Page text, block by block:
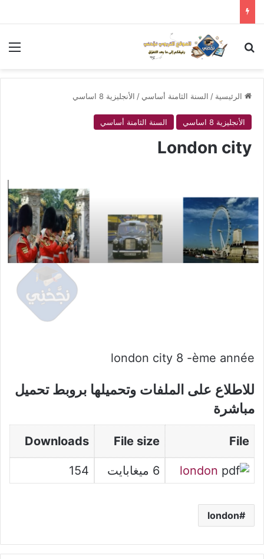
بحث عن
الرئيسية / السنة الثامنة أساسي / الأنجليزية 8 اساسي
الأنجليزية 8 اساسي السنة الثامنة أساسي
London city
london city 8 -ème année
للاطلاع على الملفات وتحميلها بروبط تحميل
مباشرة
File
File size
Downloads
london 6 ميغابايت 154
london